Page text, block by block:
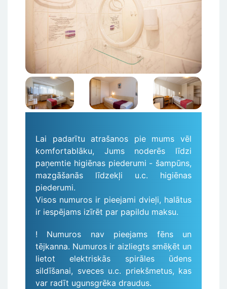
Attēls Attēls Attēls
Lai padarītu atrašanos pie mums vēl
komfortablāku, Jums noderēs līdzi
paņemtie higiēnas piederumi - šampūns,
mazgāšanās līdzekļi u.c. higiēnas
piederumi.
Visos numuros ir pieejami dvieļi, halātus
ir iespējams izīrēt par papildu maksu.
! Numuros nav pieejams fēns un
tējkanna. Numuros ir aizliegts smēķēt un
lietot elektriskās spirāles ūdens
sildīšanai, sveces u.c. priekšmetus, kas
var radīt ugunsgrēka draudus.